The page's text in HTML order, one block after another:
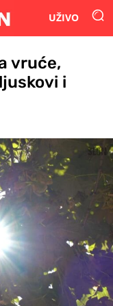
UŽIVO
vruće,
i